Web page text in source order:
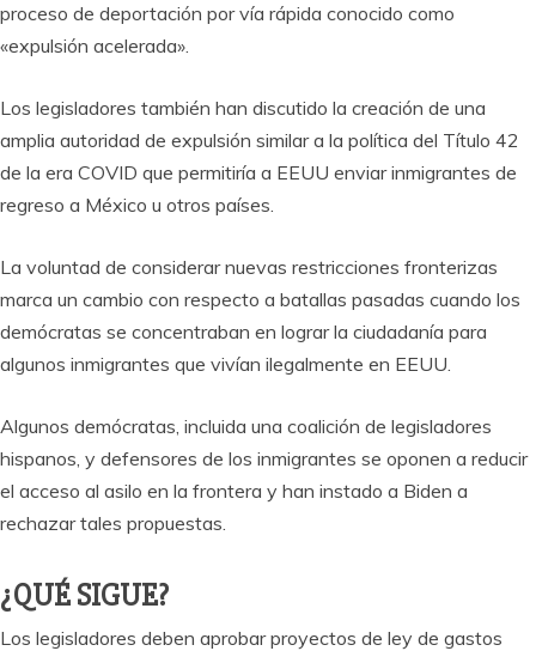
proceso de deportación por vía rápida conocido como
«expulsión acelerada».
Los legisladores también han discutido la creación de una
amplia autoridad de expulsión similar a la política del Título 42
de la era COVID que permitiría a EEUU enviar inmigrantes de
regreso a México u otros países.
La voluntad de considerar nuevas restricciones fronterizas
marca un cambio con respecto a batallas pasadas cuando los
demócratas se concentraban en lograr la ciudadanía para
algunos inmigrantes que vivían ilegalmente en EEUU.
Algunos demócratas, incluida una coalición de legisladores
hispanos, y defensores de los inmigrantes se oponen a reducir
el acceso al asilo en la frontera y han instado a Biden a
rechazar tales propuestas.
¿QUÉ SIGUE?
Los legisladores deben aprobar proyectos de ley de gastos